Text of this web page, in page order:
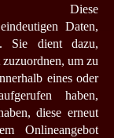
Diese
Daten,
Sie dient dazu,
um zu
eines oder
haben,
diese erneut
Onlineangebot